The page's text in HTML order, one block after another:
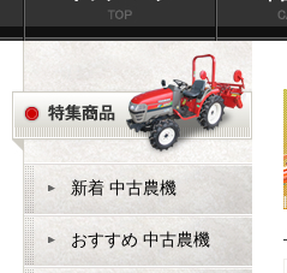
新着 中古農機
おすすめ 中古農機